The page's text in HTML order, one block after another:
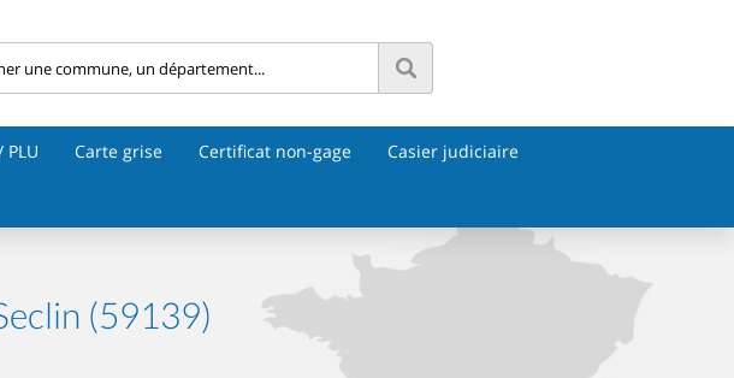
Carte grise Certificat non-gage Casier judiciaire
(59139)